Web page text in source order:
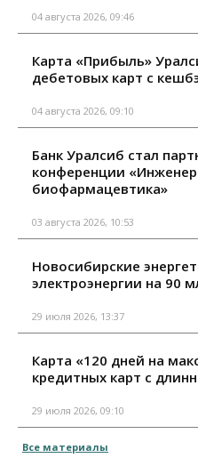
04 августа 2026, 09:46
Карта «Прибыль»
дебетовых карт с
04 августа 2026, 09:10
Банк Уралсиб стал
конференции
биофармацевтика»
03 августа 2026, 10:53
Новосибирские
электроэнергии на 90
29 июля 2026, 13:37
Карта «120 дней на
кредитных карт с
29 июля 2026, 09:10
Все материалы